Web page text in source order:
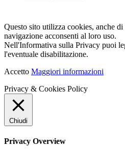
Questo sito utilizza cookies, anche
navigazione acconsenti al loro uso.
Nell'Informativa sulla Privacy puoi
l'eventuale disabilitazione.
Accetto Maggiori informazioni
Privacy & Cookies Policy
Chiudi
Privacy Overview